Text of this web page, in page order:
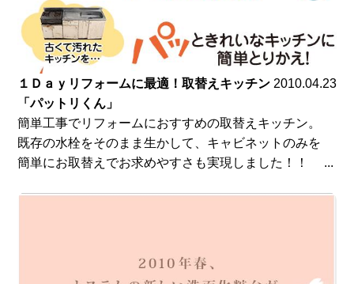
１Ｄａｙリフォームに最適！取替えキッチン
「パットリくん」
2010.04.23
簡単工事でリフォームにおすすめの取替えキッチン。
既存の水栓をそのまま生かして、キャビネットのみを
簡単にお取替えでお求めやすさも実現しました！！ ...